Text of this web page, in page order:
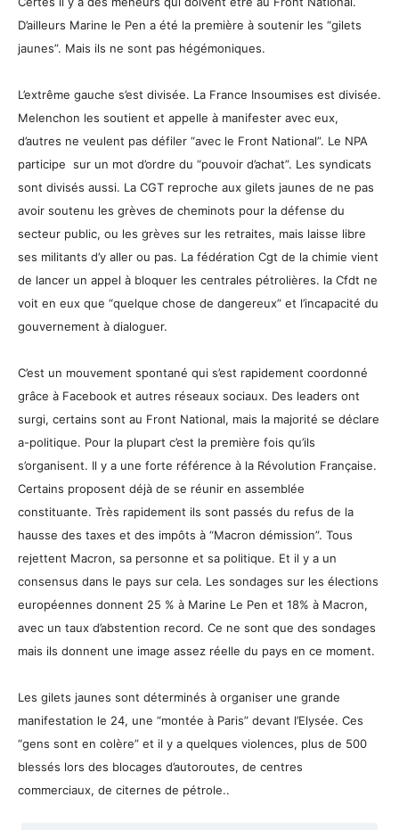
D’ailleurs Marine le Pen a été la première à soutenir les “gilets
jaunes”. Mais ils ne sont pas hégémoniques.
L’extrême gauche s’est divisée. La France Insoumises est divisée.
Melenchon les soutient et appelle à manifester avec eux,
d’autres ne veulent pas défiler “avec le Front National”. Le NPA
participe sur un mot d’ordre du “pouvoir d’achat”. Les syndicats
sont divisés aussi. La CGT reproche aux gilets jaunes de ne pas
avoir soutenu les grèves de cheminots pour la défense du
secteur public, ou les grèves sur les retraites, mais laisse libre
ses militants d’y aller ou pas. La fédération Cgt de la chimie vient
de lancer un appel à bloquer les centrales pétrolières. la Cfdt ne
voit en eux que “quelque chose de dangereux” et l’incapacité du
gouvernement à dialoguer.
C’est un mouvement spontané qui s’est rapidement coordonné
grâce à Facebook et autres réseaux sociaux. Des leaders ont
surgi, certains sont au Front National, mais la majorité se déclare
a-politique. Pour la plupart c’est la première fois qu’ils
s’organisent. Il y a une forte référence à la Révolution Française.
Certains proposent déjà de se réunir en assemblée
constituante. Très rapidement ils sont passés du refus de la
hausse des taxes et des impôts à “Macron démission”. Tous
rejettent Macron, sa personne et sa politique. Et il y a un
consensus dans le pays sur cela. Les sondages sur les élections
européennes donnent 25 % à Marine Le Pen et 18% à Macron,
avec un taux d’abstention record. Ce ne sont que des sondages
mais ils donnent une image assez réelle du pays en ce moment.
Les gilets jaunes sont déterminés à organiser une grande
manifestation le 24, une “montée à Paris” devant l’Elysée. Ces
“gens sont en colère” et il y a quelques violences, plus de 500
blessés lors des blocages d’autoroutes, de centres
commerciaux, de citernes de pétrole..